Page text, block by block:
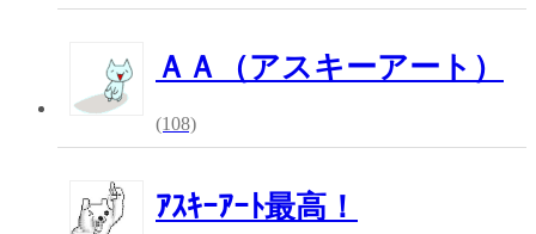
ＡＡ（アスキーアート）
(108)
ｱｽｷｰｱｰﾄ最高！